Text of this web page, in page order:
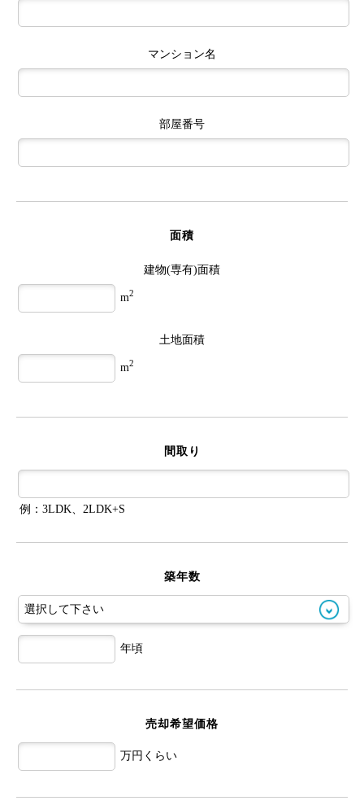
マンション名
部屋番号
面積
建物(専有)面積
m2
土地面積
m2
間取り
例：3LDK、2LDK+S
築年数
年頃
売却希望価格
万円くらい